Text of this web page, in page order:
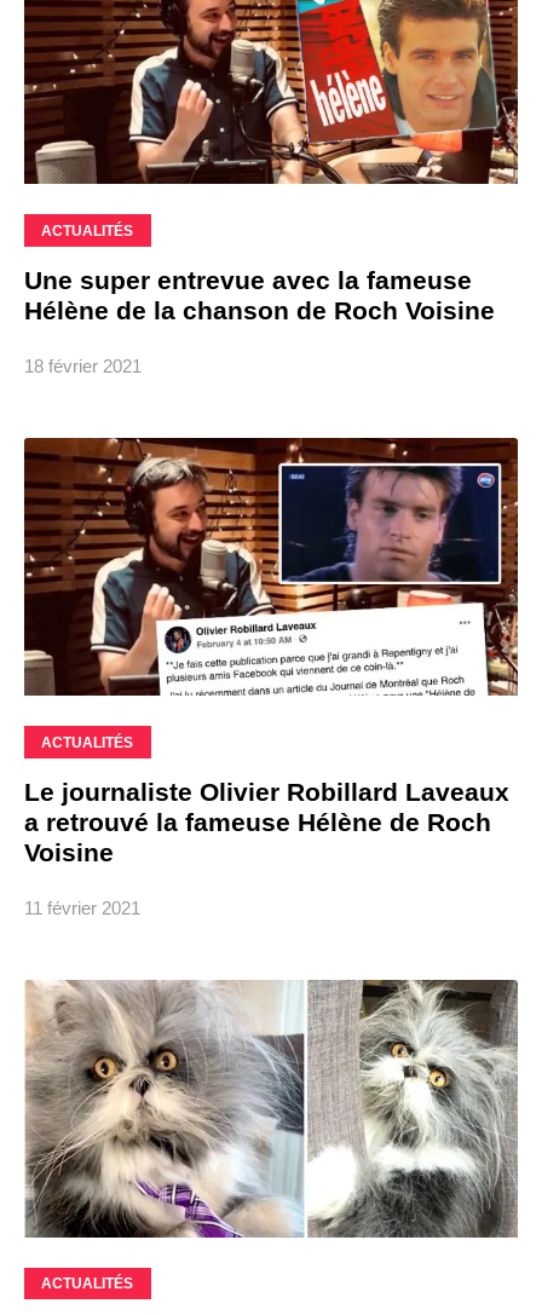
ACTUALITÉS
Une super entrevue avec la fameuse
Hélène de la chanson de Roch Voisine
18 février 2021
ACTUALITÉS
Le journaliste Olivier Robillard Laveaux
a retrouvé la fameuse Hélène de Roch
Voisine
11 février 2021
ACTUALITÉS